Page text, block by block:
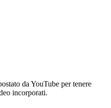
da YouTube per tenere
incorporati.